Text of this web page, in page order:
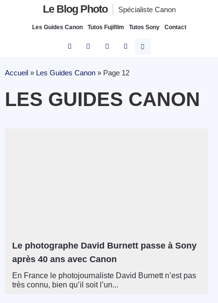
Le Blog Photo Spécialiste Canon
Les Guides Canon Tutos Fujifilm Tutos Sony Contact
Accueil » Les Guides Canon » Page 12
LES GUIDES CANON
Le photographe David Burnett passe à Sony
après 40 ans avec Canon
En France le photojournaliste David Burnett n’est pas
très connu, bien qu’il soit l’un...